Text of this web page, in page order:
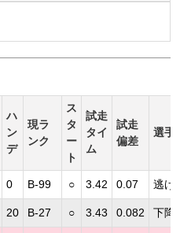
ハ
ン
デ
現ラ
ンク
ス
タ
ー
ト
試走
タイ
ム
試走
偏差
選手
0 B-99 ○ 3.42 0.07 逃げ
20 B-27 ○ 3.43 0.082 下降